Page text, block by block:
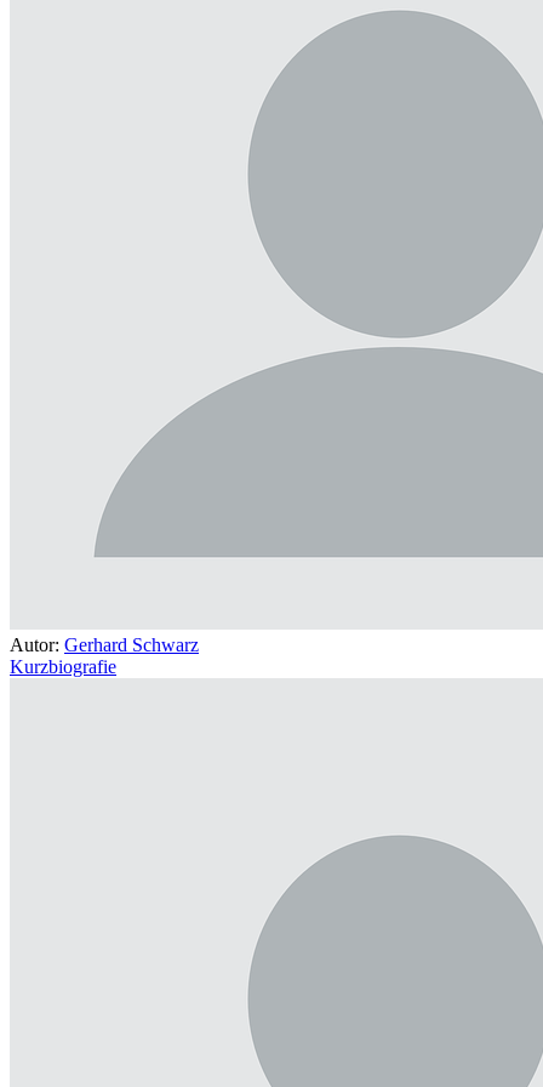
Autor: Gerhard Schwarz
Kurzbiografie